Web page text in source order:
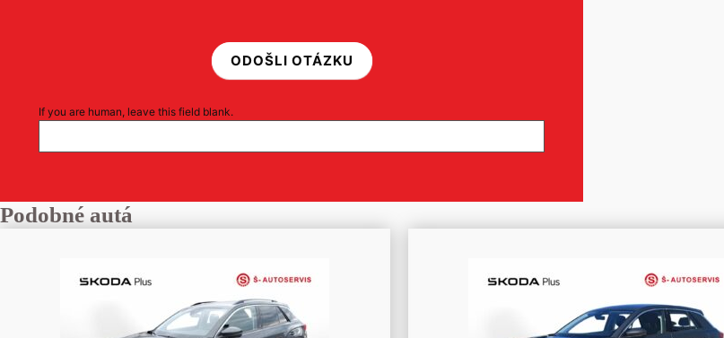
ODOŠLI OTÁZKU
If you are human, leave this field blank.
Podobné autá